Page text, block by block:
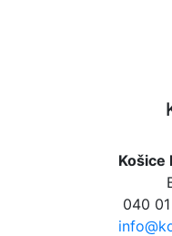
Košice
040